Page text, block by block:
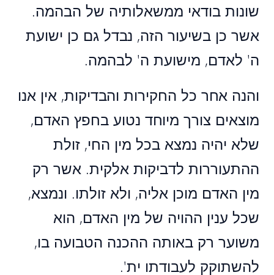
שונות בודאי ממשאלותיה של הבהמה.
אשר כן בשיעור הזה, נבדל גם כן ישועת
ה' לאדם, מישועת ה' לבהמה.
והנה אחר כל החקירות והבדיקות, אין אנו
מוצאים צורך מיוחד נטוע בחפץ האדם,
שלא יהיה נמצא בכל מין החי, זולת
ההתעוררות לדביקות אלקית. אשר רק
מין האדם מוכן אליה, ולא זולתו. ונמצא,
שכל ענין ההויה של מין האדם, הוא
משוער רק באותה ההכנה הטבועה בו,
להשתוקק לעבודתו ית'.